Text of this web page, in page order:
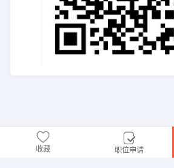
收藏 职位申请